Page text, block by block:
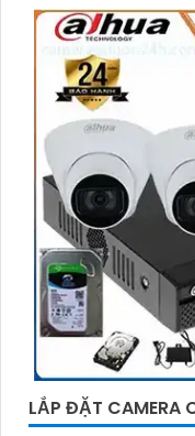
LẮP ĐẶT CAMERA